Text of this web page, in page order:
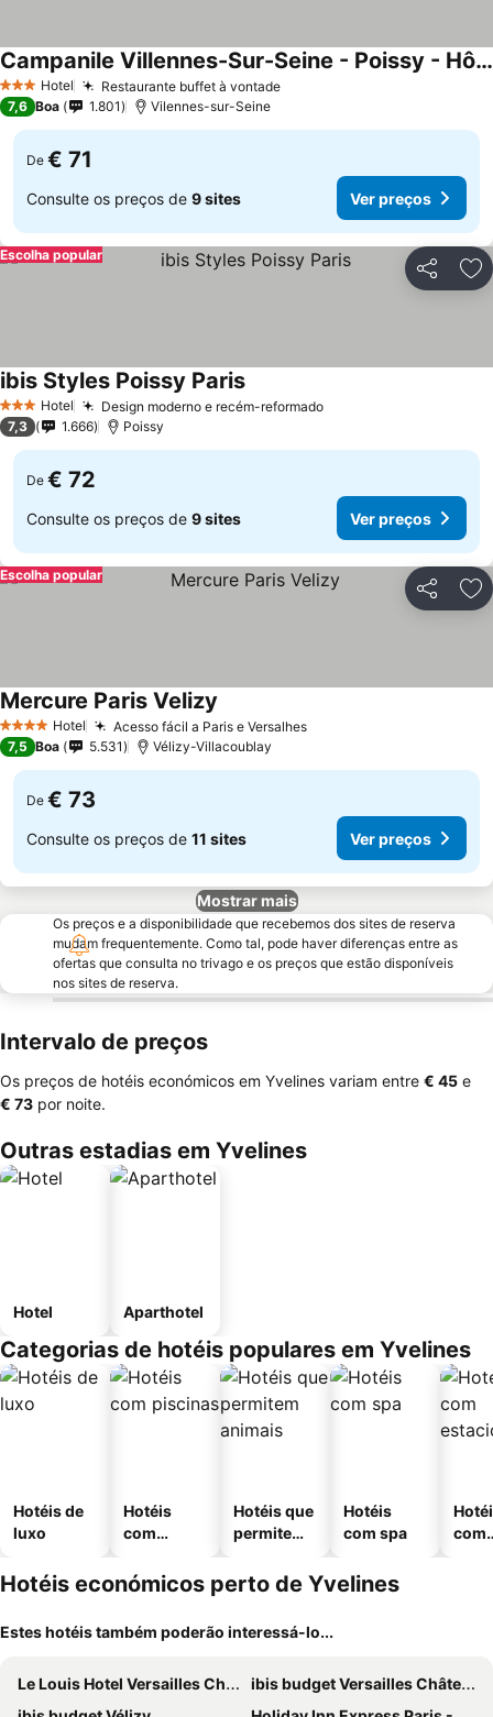
3 EstrelasHotel Restaurante buffet à vontadeVer preços
Campanile Villennes-Sur-Seine - Poissy - Hôtel rénové en 2024
Ver preços
7,6 Boa 1.801 Vilennes-sur-Seine
De € 71
Consulte os preços de 9 sites Ver preços
Partilhar
Escolha popular
3 EstrelasHotel Design moderno e recém-reformadoVer preços
ibis Styles Poissy ParisVer preços
7,3 1.666 Poissy
De € 72
Consulte os preços de 9 sites Ver preços
Partilhar
Escolha popular
4 EstrelasHotel Acesso fácil a Paris e VersalhesVer preços
Mercure Paris Velizy
7,5 Boa 5.531 Vélizy-Villacoublay
De € 73
Consulte os preços de 11 sites Ver preços
Mostrar mais
Os preços e a disponibilidade que recebemos dos sites de reserva
mudam frequentemente. Como tal, pode haver diferenças entre as
ofertas que consulta no trivago e os preços que estão disponíveis
nos sites de reserva.
Intervalo de preços
Os preços de hotéis económicos em Yvelines variam entre ‎€ 45 e
‎€ 73 por noite.
Outras estadias em Yvelines
Hotel Aparthotel
Categorias de hotéis populares em Yvelines
Hotéis de
luxo
Hotéis
com
Hotéis que
permitem
Hotéis
com spa
com
Hotéis económicos perto de Yvelines
Estes hotéis também poderão interessá-lo...
Le Louis Hotel Versailles Château - MGallery Collection
ibis budget Versailles Château Saint Cyr